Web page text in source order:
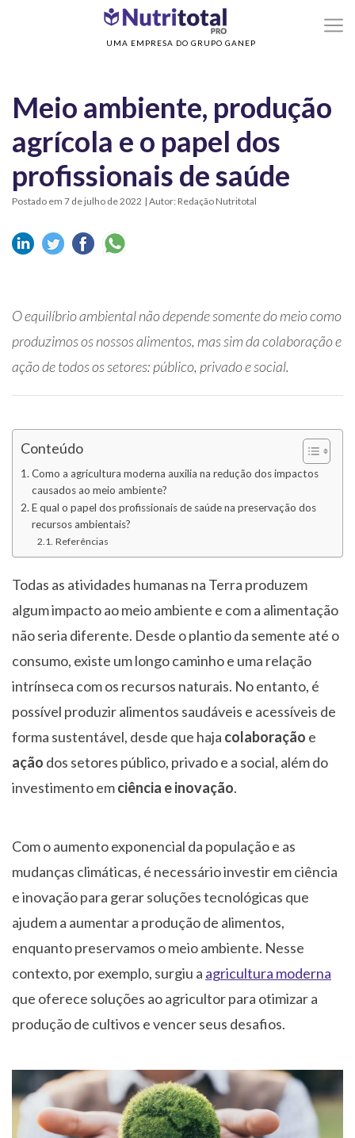
UMA EMPRESA DO GRUPO GANEP
Meio ambiente, produção agrícola e o papel dos profissionais de saúde
Meio ambiente, produção
agrícola e o papel dos
profissionais de saúde
Postado em 7 de julho de 2022 | Autor: Redação Nutritotal
O equilíbrio ambiental não depende somente do meio como
produzimos os nossos alimentos, mas sim da colaboração e
ação de todos os setores: público, privado e social.
Conteúdo
Como a agricultura moderna auxilia na redução dos impactos
causados ao meio ambiente?
E qual o papel dos profissionais de saúde na preservação dos
recursos ambientais?
Referências
Todas as atividades humanas na Terra produzem
algum impacto ao meio ambiente e com a alimentação
não seria diferente. Desde o plantio da semente até o
consumo, existe um longo caminho e uma relação
intrínseca com os recursos naturais. No entanto, é
possível produzir alimentos saudáveis e acessíveis de
forma sustentável, desde que haja colaboração e
ação dos setores público, privado e a social, além do
investimento emciência e inovação.
Com o aumento exponencial da população e as
mudanças climáticas, é necessário investir em ciência
e inovação para gerar soluções tecnológicas que
ajudem a aumentar a produção de alimentos,
enquanto preservamos o meio ambiente. Nesse
contexto, por exemplo, surgiu a agricultura moderna
que oferece soluções ao agricultor para otimizar a
produção de cultivos e vencer seus desafios.